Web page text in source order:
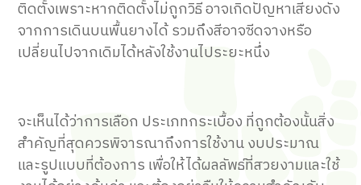
ติดตั้งเพราะหากติดตั้งไม่ถูกวิธี อาจเกิดปัญหาเสียงดัง
จากการเดินบนพื้นยางได้ รวมถึงสีอาจซีดจางหรือ
เปลี่ยนไปจากเดิมได้หลังใช้งานไประยะหนึ่ง
จะเห็นได้ว่าการเลือก ประเภทกระเบื้อง ที่ถูกต้องนั้นสิ่ง
สำคัญที่สุดควรพิจารณาถึงการใช้งาน งบประมาณ
และรูปแบบที่ต้องการ เพื่อให้ได้ผลลัพธ์ที่สวยงามและใช้